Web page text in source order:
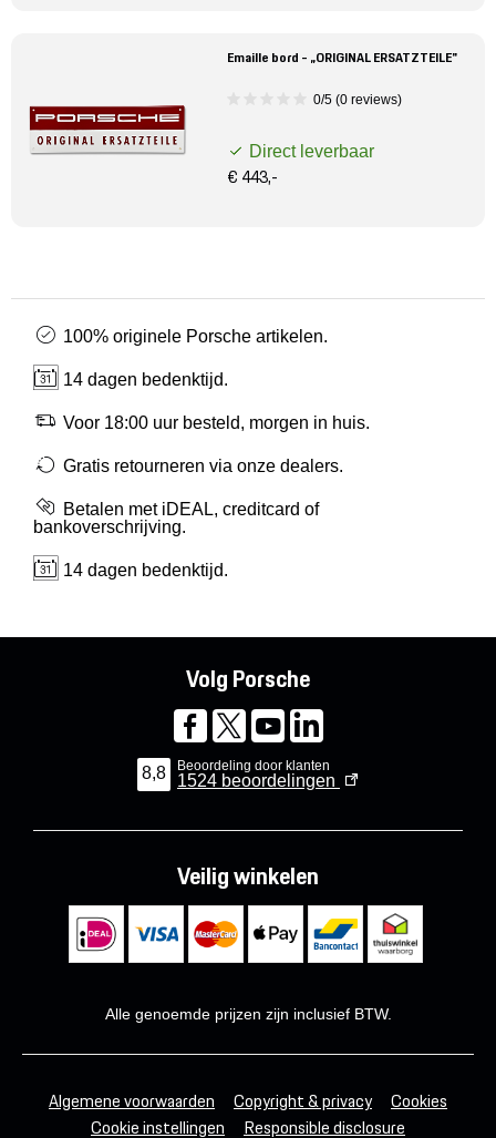
Emaille bord - „ORIGINAL ERSATZTEILE"
0/5 (0 reviews)
Direct leverbaar
€ 443,-
100% originele Porsche artikelen.
14 dagen bedenktijd.
Voor 18:00 uur besteld, morgen in huis.
Gratis retourneren via onze dealers.
Betalen met iDEAL, creditcard of
bankoverschrijving.
14 dagen bedenktijd.
Volg Porsche
8,8 Beoordeling door klanten
1524 beoordelingen
Veilig winkelen
Alle genoemde prijzen zijn inclusief BTW.
Algemene voorwaarden Copyright & privacy
Cookies
Cookie instellingen
Responsible disclosure